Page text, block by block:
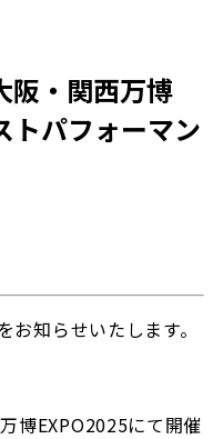
・関西万博
トパフォーマン
知らせいたします。
博EXPO2025にて開催